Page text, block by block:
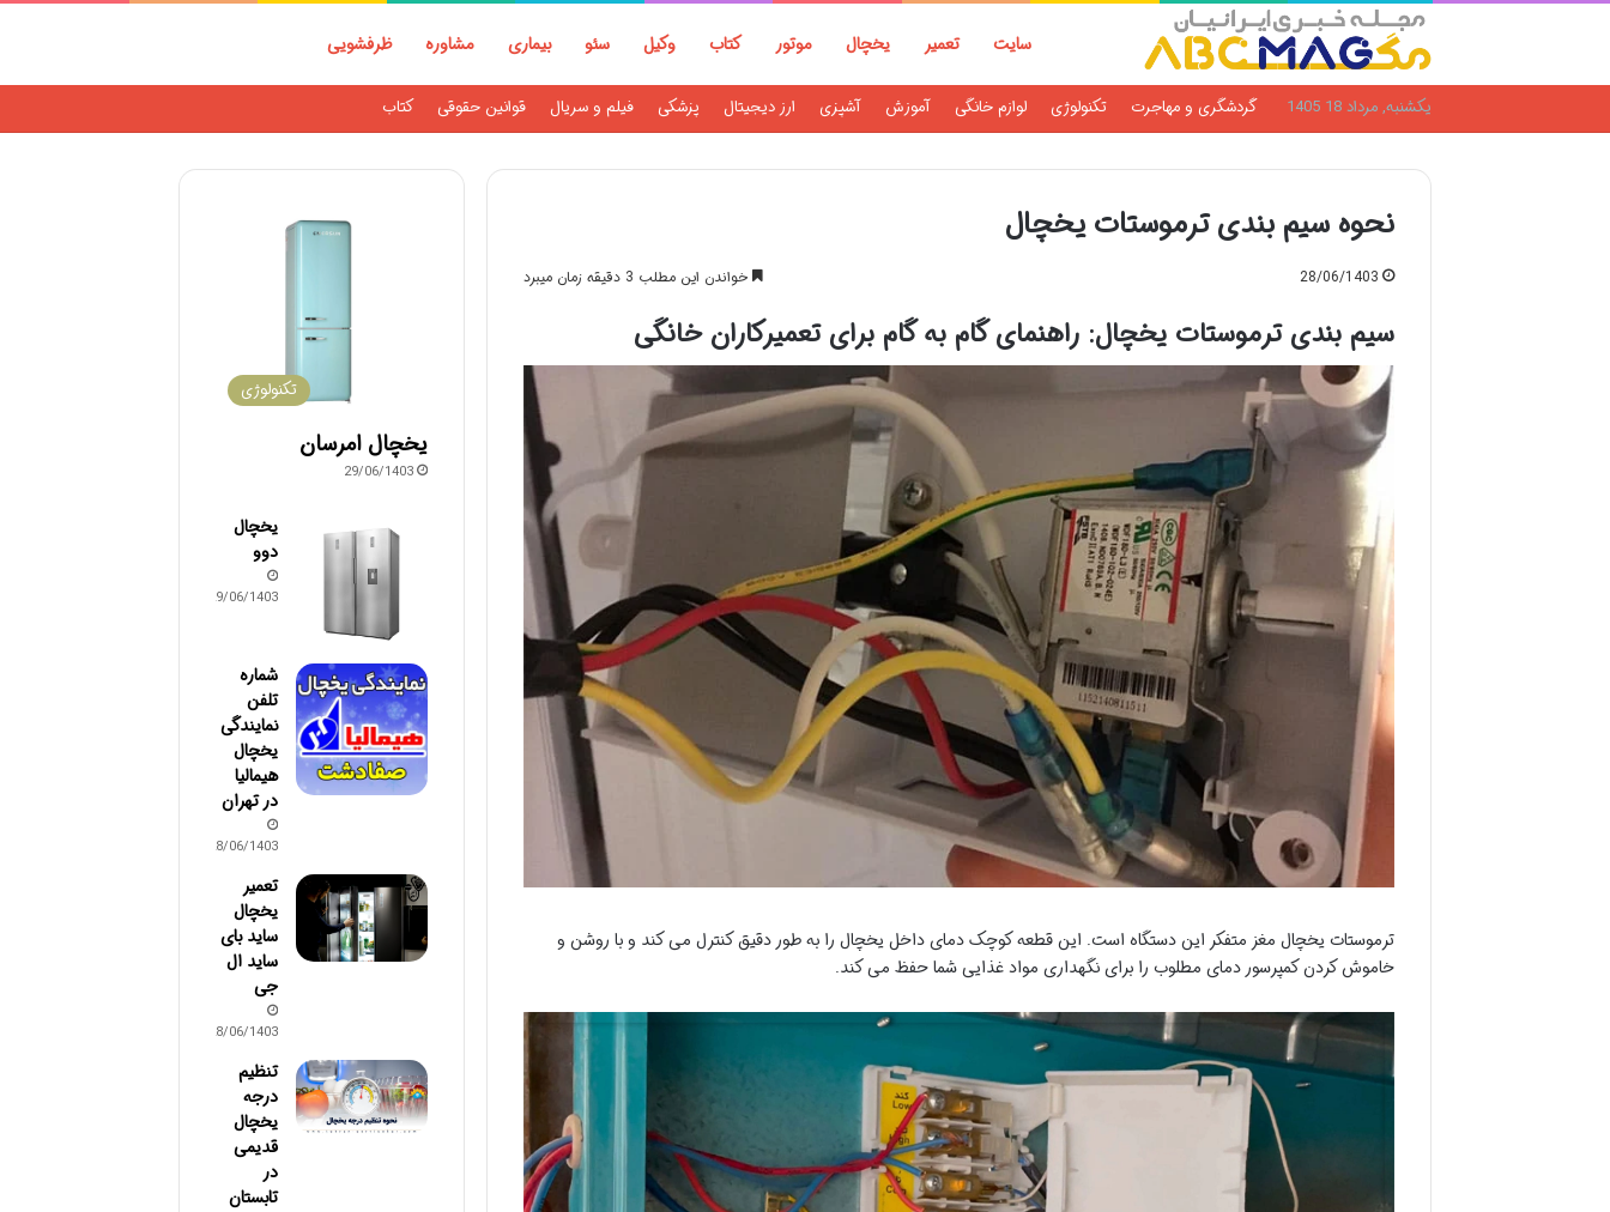
سایت تعمیر یخچال موتور کتاب وکیل سئو بیماری مشاوره ظرفشویی
یکشنبه, مرداد 18 1405 گردشگری و مهاجرت تکنولوژی لوازم خانگی آموزش آشپزی ارز دیجیتال پزشکی فیلم و سریال قوانین حقوقی کتاب
نحوه سیم بندی ترموستات یخچال
28/06/1403 خواندن این مطلب 3 دقیقه زمان میبرد
سیم بندی ترموستات یخچال: راهنمای گام به گام برای تعمیرکاران خانگی
ترموستات یخچال مغز متفکر این دستگاه است. این قطعه کوچک دمای داخل یخچال را به طور دقیق کنترل می کند و با روشن و
خاموش کردن کمپرسور دمای مطلوب را برای نگهداری مواد غذایی شما حفظ می کند.
تکنولوژی
یخچال امرسان
29/06/1403
یخچال
دوو
29/06/1403
شماره
تلفن
نمایندگی
یخچال
هیمالیا
در تهران
28/06/1403
تعمیر
یخچال
ساید بای
ساید ال
جی
28/06/1403
تنظیم
درجه
یخچال
قدیمی
در
تابستان